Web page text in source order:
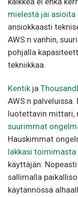
kaikkea ei ehkä
mielestä jäi asioita
ansiokkaasti
AWS:n vanhin,
pohjalla
tekniikkaa.
Kentik ja
AWS:n
luotettavin mittari,
suurimmat
Hauskimmat
lakkasi toimimasta
käyttäjän.
sallimalla
käytännössä